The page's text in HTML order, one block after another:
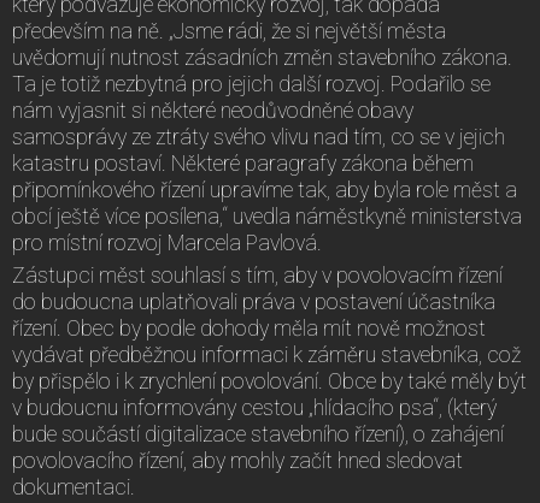
především na ně. „Jsme rádi, že si největší města
uvědomují nutnost zásadních změn stavebního zákona.
Ta je totiž nezbytná pro jejich další rozvoj. Podařilo se
nám vyjasnit si některé neodůvodněné obavy
samosprávy ze ztráty svého vlivu nad tím, co se v jejich
katastru postaví. Některé paragrafy zákona během
připomínkového řízení upravíme tak, aby byla role měst a
obcí ještě více posílena,“ uvedla náměstkyně ministerstva
pro místní rozvoj Marcela Pavlová.
Zástupci měst souhlasí s tím, aby v povolovacím řízení
do budoucna uplatňovali práva v postavení účastníka
řízení. Obec by podle dohody měla mít nově možnost
vydávat předběžnou informaci k záměru stavebníka, což
by přispělo i k zrychlení povolování. Obce by také měly být
v budoucnu informovány cestou „hlídacího psa“, (který
bude součástí digitalizace stavebního řízení), o zahájení
povolovacího řízení, aby mohly začít hned sledovat
dokumentaci.